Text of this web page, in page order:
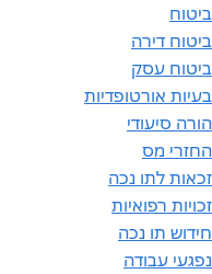
ביטוח
ביטוח דירה
ביטוח עסק
בעיות אורטופדיות
הורה סיעודי
החזרי מס
זכאות לתו נכה
זכויות רפואיות
חידוש תו נכה
נפגעי עבודה